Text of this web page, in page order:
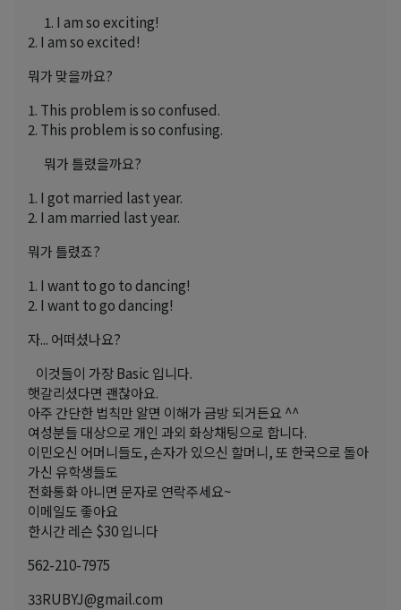
1. I am so exciting!
2. I am so excited!
뭐가 맞을까요?
1. This problem is so confused.
2. This problem is so confusing.
뭐가 틀렸을까요?
1. I got married last year.
2. I am married last year.
뭐가 틀렸죠?
1. I want to go to dancing!
2. I want to go dancing!
자... 어떠셨나요?
이것들이 가장 Basic 입니다.
햇갈리셨다면 괜찮아요.
아주 간단한 법칙만 알면 이해가 금방 되거든요 ^^
여성분들 대상으로 개인 과외 화상채팅으로 합니다.
이민오신 어머니들도, 손자가 있으신 할머니, 또 한국으로 돌아
가신 유학생들도
전화통화 아니면 문자로 연락주세요~
이메일도 좋아요
한시간 레슨 $30 입니다
562-210-7975
33RUBYJ@gmail.com